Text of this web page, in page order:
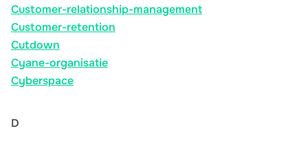
Customer-relationship-management
Customer-retention
Cutdown
Cyane-organisatie
Cyberspace
D